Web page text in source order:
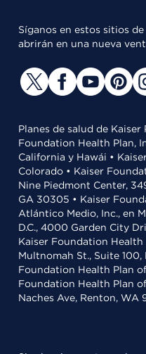
Síganos en estos sitios
abrirán en una nueva
Planes de salud de
Foundation Health Plan,
California y Hawái •
Colorado • Kaiser
Nine Piedmont Center,
GA 30305 • Kaiser
Atlántico Medio, Inc., en
D.C., 4000 Garden City
Kaiser Foundation
Multnomah St., Suite 100,
Foundation Health Plan
Foundation Health Plan
Naches Ave, Renton, WA